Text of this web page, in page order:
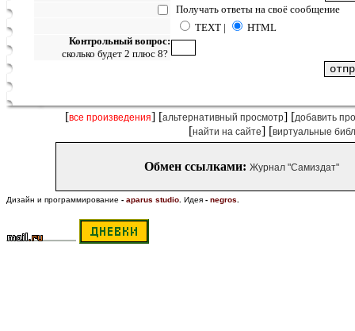
Получать ответы на своё сообщение
TEXT |
HTML
Контрольный вопрос:
сколько будет 2 плюс 8?
[все произведения] [альтернативный просмотр] [добавить
[найти на сайте] [виртуальные
Обмен ссылками: Журнал "Самиздат"
Дизайн и программирование - aparus studio Идея - negros